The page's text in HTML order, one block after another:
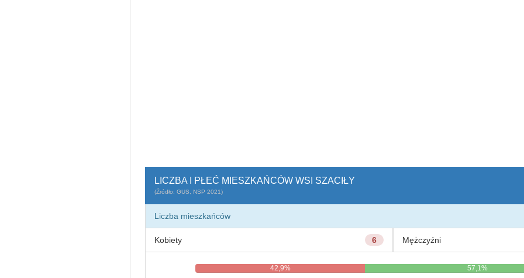
LICZBA I PŁEĆ MIESZKAŃCÓW WSI SZACIŁY
(Źródło: GUS, NSP 2021)
Liczba mieszkańców
6
Kobiety Mężczyźni
42,9% 57,1%